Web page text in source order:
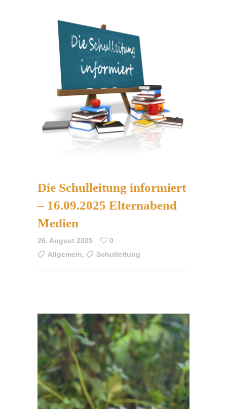
Die Schulleitung informiert
– 16.09.2025 Elternabend
Medien
26. August 2025
0
Allgemein, Schulleitung